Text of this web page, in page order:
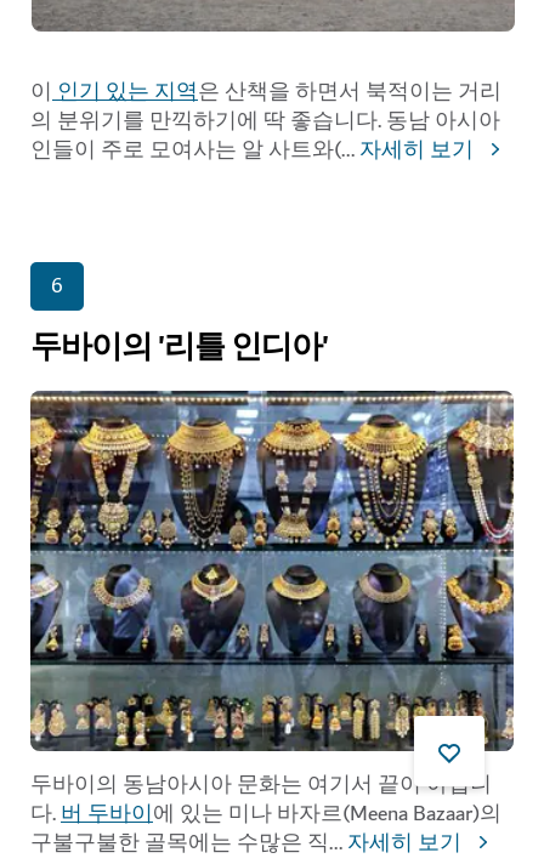
이인기 있는 지역은 산책을 하면서 북적이는 거리
의 분위기를 만끽하기에 딱 좋습니다. 동남 아시아
인들이 주로 모여사는 알 사트와(...자세히 보기
6
두바이의 '리틀 인디아'
두바이의 동남아시아 문화는 여기서 끝이 아닙니
다.버 두바이에 있는 미나 바자르(Meena Bazaar)의
구불구불한 골목에는 수많은 직...자세히 보기